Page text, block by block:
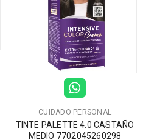
CUIDADO PERSONAL
TINTE PALETTE 4.0 CASTAÑO
MEDIO 7702045260298